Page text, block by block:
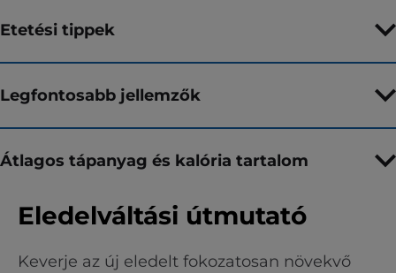
Etetési tippek
Legfontosabb jellemzők
Átlagos tápanyag és kalória tartalom
Eledelváltási útmutató
Keverje az új eledelt fokozatosan növekvő